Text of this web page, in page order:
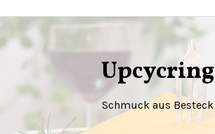
Inhalt
springen
Upcycring
Schmuck aus Besteck